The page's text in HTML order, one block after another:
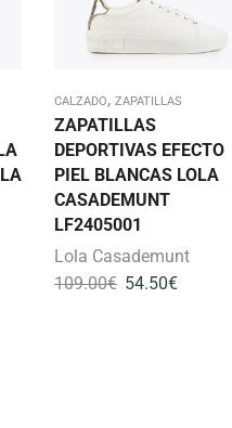
CALZADO, ZAPATILLAS
ZAPATILLAS
DEPORTIVAS EFECTO
PIEL BLANCAS LOLA
CASADEMUNT
LF2405001
Lola Casademunt
109.00€ 54.50€